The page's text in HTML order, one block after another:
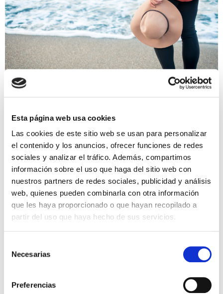
Esta página web usa cookies
Las cookies de este sitio web se usan para personalizar
el contenido y los anuncios, ofrecer funciones de redes
sociales y analizar el tráfico. Además, compartimos
información sobre el uso que haga del sitio web con
nuestros partners de redes sociales, publicidad y análisis
web, quienes pueden combinarla con otra información
que les haya proporcionado o que hayan recopilado a
partir del uso que haya hecho de sus servicios.
Necesarias
Preferencias
Consejos si vas a viajar
embarazada
Con la llegada de la época estival es el momento
de hacer las maletas y viajar. Disponerlo todo para
que no falte nada en ese viaje tan especial que
llevas […]
Leer más >